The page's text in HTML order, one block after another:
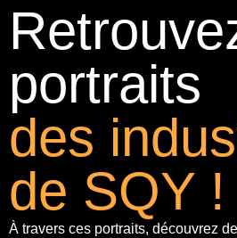
portraits
des
de SQY !
À travers ces portraits, découvrez